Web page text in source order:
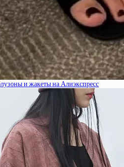
и жакеты на Алиэкспресс